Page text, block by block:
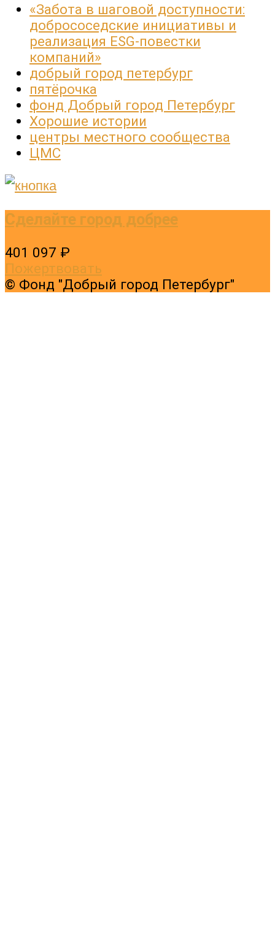
«Забота в шаговой доступности:
добрососедские инициативы и
реализация ESG-повестки
компаний»
добрый город петербург
пятёрочка
фонд Добрый город Петербург
Хорошие истории
центры местного сообщества
ЦМС
Сделайте город добрее
401 097 ₽
Пожертвовать
© Фонд "Добрый город Петербург"